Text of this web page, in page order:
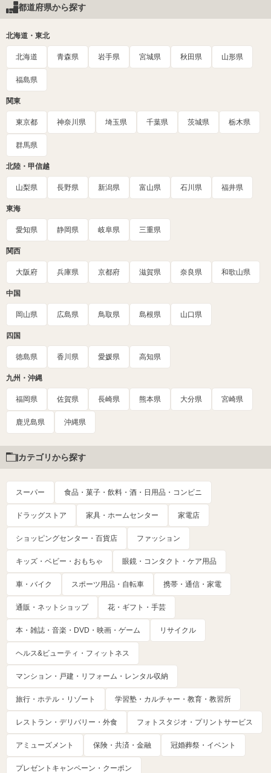
都道府県から探す
北海道・東北
北海道 青森県 岩手県 宮城県 秋田県 山形県
福島県
関東
東京都 神奈川県 埼玉県 千葉県 茨城県 栃木県
群馬県
北陸・甲信越
山梨県 長野県 新潟県 富山県 石川県 福井県
東海
愛知県 静岡県 岐阜県 三重県
関西
大阪府 兵庫県 京都府 滋賀県 奈良県 和歌山県
中国
岡山県 広島県 鳥取県 島根県 山口県
四国
徳島県 香川県 愛媛県 高知県
九州・沖縄
福岡県 佐賀県 長崎県 熊本県 大分県 宮崎県
鹿児島県 沖縄県
カテゴリから探す
スーパー 食品・菓子・飲料・酒・日用品・コンビニ
ドラッグストア 家具・ホームセンター 家電店
ショッピングセンター・百貨店 ファッション
キッズ・ベビー・おもちゃ 眼鏡・コンタクト・ケア用品
車・バイク スポーツ用品・自転車 携帯・通信・家電
通販・ネットショップ 花・ギフト・手芸
本・雑誌・音楽・DVD・映画・ゲーム リサイクル
ヘルス&ビューティ・フィットネス
マンション・戸建・リフォーム・レンタル収納
旅行・ホテル・リゾート 学習塾・カルチャー・教育・教習所
レストラン・デリバリー・外食 フォトスタジオ・プリントサービス
アミューズメント 保険・共済・金融 冠婚葬祭・イベント
プレゼントキャンペーン・クーポン